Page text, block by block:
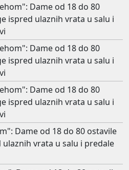
Dame od 18 do 80
ispred ulaznih vrata u salu i
Dame od 18 do 80
ispred ulaznih vrata u salu i
Dame od 18 do 80
ispred ulaznih vrata u salu i
Dame od 18 do 80 ostavile
vrata u salu i predale